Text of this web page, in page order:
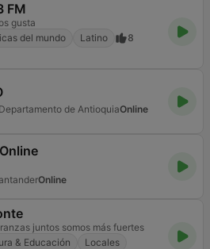
FM
gusta
del mundo Latino
8
Departamento de AntioquiaOnline
Online
juntos somos más fuertes
& Educación
Locales